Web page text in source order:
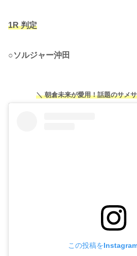
1R 判定
○ソルジャー沖田
＼ 朝倉未来が愛用！話題のサメ
この投稿を